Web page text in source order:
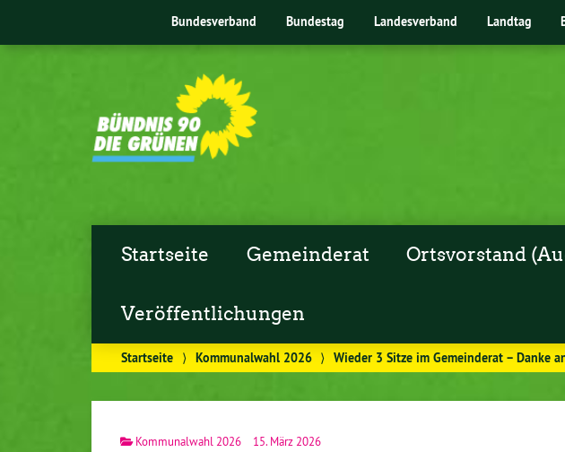
Bundesverband Bundestag Landesverband Landtag
Startseite Gemeinderat Ortsvorstand
Veröffentlichungen
Startseite ⟩ Kommunalwahl 2026 ⟩ Wieder 3 Sitze im Gemeinderat – Danke
Kommunalwahl 2026 15. März 2026